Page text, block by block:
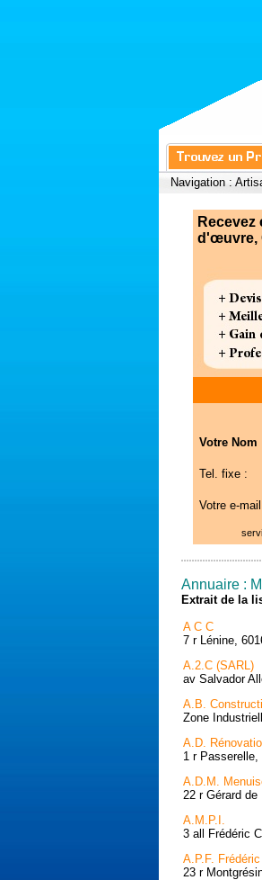
Navigation :
Recevez
d'œuvre,
Votre Nom
Tel. fixe :
Votre e-
Annuaire :
Extrait de la
A C C
7 r Lénine,
A.2.C (SARL)
av Salvador
A.B.
Zone
A.D.
1 r
A.D.M.
22 r Gérard
A.M.P.I.
3 all Frédéric
A.P.F.
23 r